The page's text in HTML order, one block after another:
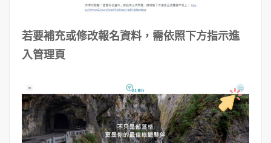
若要補充或修改報名資料，需依照下方指示進
入管理頁